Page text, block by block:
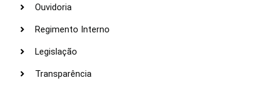
Ouvidoria
Regimento Interno
Legislação
Transparência